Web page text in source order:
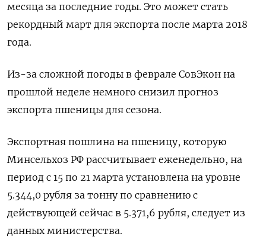
месяца за последние годы. Это может стать
рекордный март для экспорта после марта 2018
года.
Из-за сложной погоды в феврале СовЭкон на
прошлой неделе немного снизил прогноз
экспорта пшеницы для сезона.
Экспортная пошлина на пшеницу, которую
Минсельхоз РФ рассчитывает еженедельно, на
период с 15 по 21 марта установлена на уровне
5.344,0 рубля за тонну по сравнению с
действующей сейчас в 5.371,6 рубля, следует из
данных министерства.